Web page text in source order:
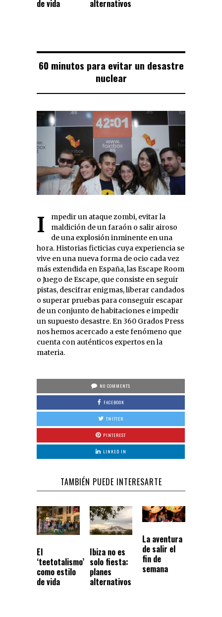
de vida alternativos
60 minutos para evitar un desastre
nuclear
Impedir un ataque zombi, evitar la
maldición de un faraón o salir airoso
de una explosión inminente en una
hora. Historias ficticias cuya experiencia se
vive en una nueva forma de ocio cada vez
más extendida en España, las Escape Room
o Juego de Escape, que consiste en seguir
pistas, descifrar enigmas, liberar candados
o superar pruebas para conseguir escapar
de un conjunto de habitaciones e impedir
un supuesto desastre. En 360 Grados Press
nos hemos acercado a este fenómeno que
cuenta con auténticos expertos en la
materia.
NO COMMENTS
FACEBOOK
TWITTER
PINTEREST
LINKED IN
TAMBIÉN PUEDE INTERESARTE
El
‘teetotalismo’
como estilo
de vida
Ibiza no es
solo fiesta:
planes
alternativos
La aventura
de salir el
fin de
semana